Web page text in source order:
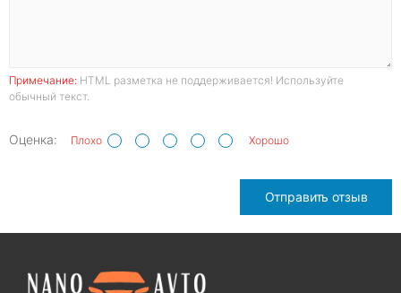
Примечание: HTML разметка не поддерживается! Используйте
обычный текст.
Оценка: Плохо Хорошо
Отправить отзыв